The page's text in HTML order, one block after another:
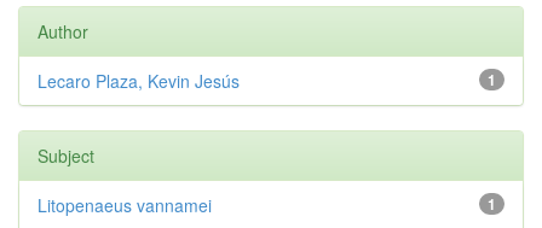
Author
1
Lecaro Plaza, Kevin Jesús
Subject
1
Litopenaeus vannamei